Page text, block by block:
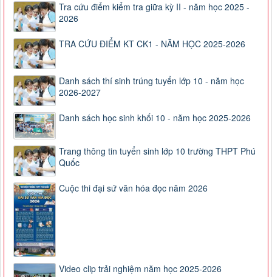
Tra cứu điểm kiểm tra giữa kỳ II - năm học 2025 -
2026
TRA CỨU ĐIỂM KT CK1 - NĂM HỌC 2025-2026
Danh sách thí sinh trúng tuyển lớp 10 - năm học
2026-2027
Danh sách học sinh khối 10 - năm học 2025-2026
Trang thông tin tuyển sinh lớp 10 trường THPT Phú
Quốc
Cuộc thi đại sứ văn hóa đọc năm 2026
Video clip trải nghiệm năm học 2025-2026